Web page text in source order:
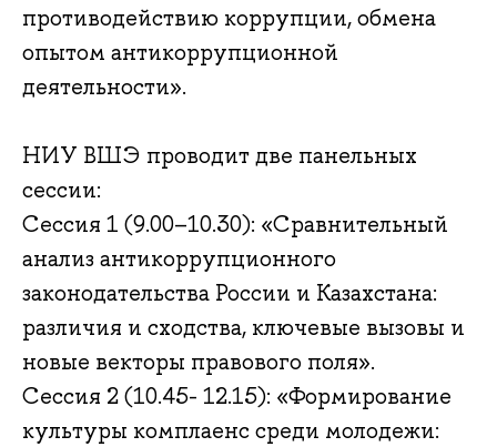
противодействию коррупции, обмена
опытом антикоррупционной
деятельности».
НИУ ВШЭ проводит две панельных
сессии:
Сессия 1 (9.00–10.30): «Сравнительный
анализ антикоррупционного
законодательства России и Казахстана:
различия и сходства, ключевые вызовы и
новые векторы правового поля».
Сессия 2 (10.45- 12.15): «Формирование
культуры комплаенс среди молодежи: